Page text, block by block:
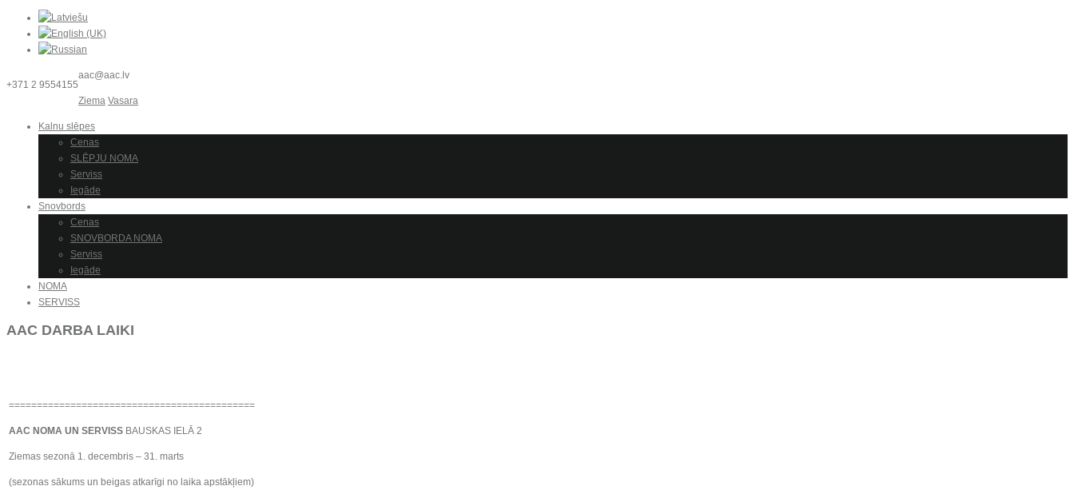
+371 2 9554155
aac@aac.lv
Ziema Vasara
Kalnu slēpes
Cenas
SLĒPJU NOMA
Serviss
Iegāde
Snovbords
Cenas
SNOVBORDA NOMA
Serviss
Iegāde
NOMA
SERVISS
AAC DARBA LAIKI
============================================
AAC NOMA UN SERVISS BAUSKAS IELĀ 2
Ziemas sezonā 1. decembris – 31. marts
(sezonas sākums un beigas atkarīgi no laika apstākļiem)